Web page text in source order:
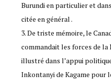
Burundi en particulier et
citée en général .
3. De triste mémoire, le
commandait les forces de la
illustré dans l’appui
Inkontanyi de Kagame pour